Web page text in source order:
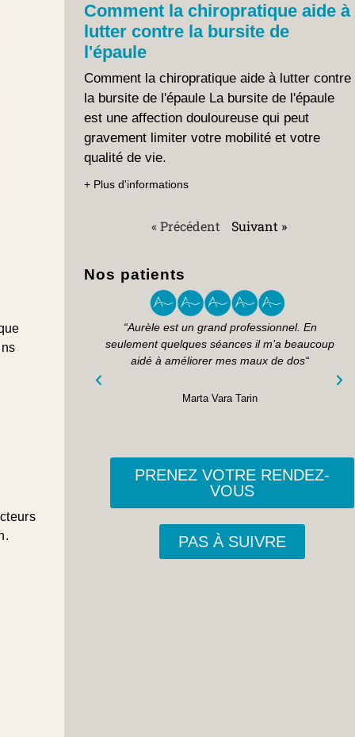
Comment la chiropratique aide à
lutter contre la bursite de
l'épaule
Comment la chiropratique aide à lutter contre
la bursite de l'épaule La bursite de l'épaule
est une affection douloureuse qui peut
gravement limiter votre mobilité et votre
qualité de vie.
+ Plus d'informations
« Précédent Suivant »
Nos patients
problème
vous
et vous avez
“Aurèle est un grand professionnel. En
seulement quelques séances il m’a beaucoup
aidé à améliorer mes maux de dos“
Marta Vara Tarin
PRENEZ VOTRE RENDEZ-
VOUS
PAS À SUIVRE